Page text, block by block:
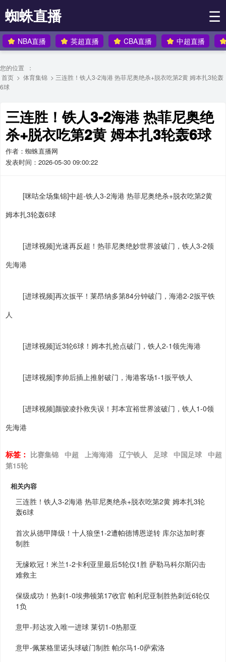
蜘蛛直播 ☰
NBA直播 英超直播 CBA直播 中超直播
您的位置 ：
首页 > 体育集锦 > 三连胜！铁人3-2海港 热菲尼奥绝杀+脱衣吃第2黄 姆本扎3轮轰
6球
三连胜！铁人3-2海港 热菲尼奥绝
杀+脱衣吃第2黄 姆本扎3轮轰6球
作者：蜘蛛直播网
发表时间：2026-05-30 09:00:22
[咪咕全场集锦]中超-铁人3-2海港 热菲尼奥绝杀+脱衣吃第2黄
姆本扎3轮轰6球
[进球视频]光速再反超！热菲尼奥绝妙世界波破门，铁人3-2领
先海港
[进球视频]再次扳平！莱昂纳多第84分钟破门，海港2-2扳平铁
人
[进球视频]近3轮6球！姆本扎抢点破门，铁人2-1领先海港
[进球视频]李帅后插上推射破门，海港客场1-1扳平铁人
[进球视频]颜骏凌扑救失误！邦本宜裕世界波破门，铁人1-0领
先海港
标签： 比赛集锦 中超 上海海港 辽宁铁人 足球 中国足球
中超
第15轮
相关内容
三连胜！铁人3-2海港 热菲尼奥绝杀+脱衣吃第2黄 姆本扎3轮
轰6球
首次从德甲降级！十人狼堡1-2遭帕德博恩逆转 库尔达加时赛
制胜
无缘欧冠！米兰1-2卡利亚里最后5轮仅1胜 萨勒马科尔斯闪击
难救主
保级成功！热刺1-0埃弗顿第17收官 帕利尼亚制胜热刺近6轮仅
1负
意甲-邦达攻入唯一进球 莱切1-0热那亚
意甲-佩莱格里诺头球破门制胜 帕尔马1-0萨索洛